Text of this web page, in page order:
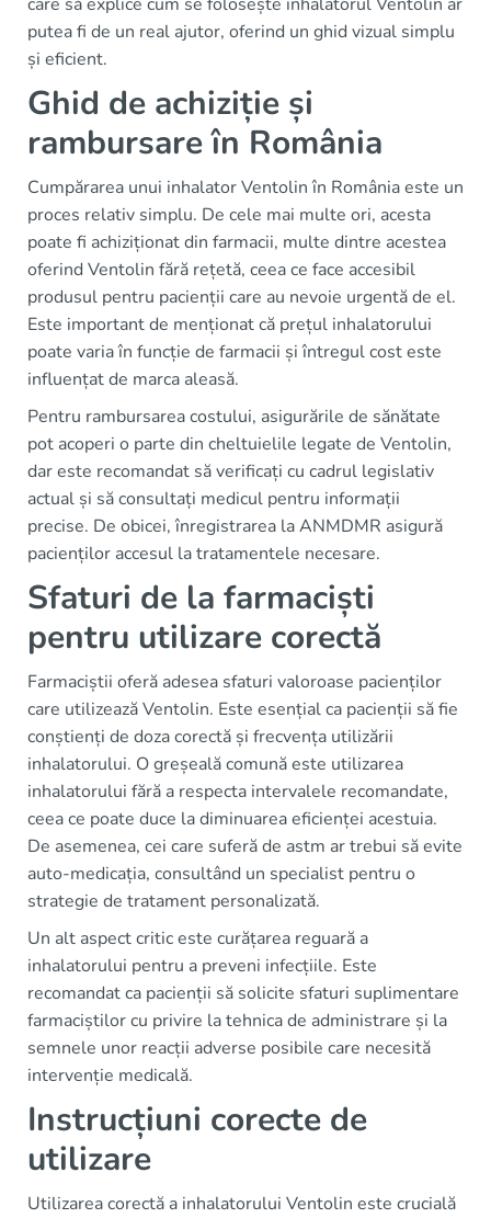
putea fi de un real ajutor, oferind un ghid vizual simplu
și eficient.
Ghid de achiziție și
rambursare în România
Cumpărarea unui inhalator Ventolin în România este un
proces relativ simplu. De cele mai multe ori, acesta
poate fi achiziționat din farmacii, multe dintre acestea
oferind Ventolin fără rețetă, ceea ce face accesibil
produsul pentru pacienții care au nevoie urgentă de el.
Este important de menționat că prețul inhalatorului
poate varia în funcție de farmacii și întregul cost este
influențat de marca aleasă.
Pentru rambursarea costului, asigurările de sănătate
pot acoperi o parte din cheltuielile legate de Ventolin,
dar este recomandat să verificați cu cadrul legislativ
actual și să consultați medicul pentru informații
precise. De obicei, înregistrarea la ANMDMR asigură
pacienților accesul la tratamentele necesare.
Sfaturi de la farmaciști
pentru utilizare corectă
Farmaciștii oferă adesea sfaturi valoroase pacienților
care utilizează Ventolin. Este esențial ca pacienții să fie
conștienți de doza corectă și frecvența utilizării
inhalatorului. O greșeală comună este utilizarea
inhalatorului fără a respecta intervalele recomandate,
ceea ce poate duce la diminuarea eficienței acestuia.
De asemenea, cei care suferă de astm ar trebui să evite
auto-medicația, consultând un specialist pentru o
strategie de tratament personalizată.
Un alt aspect critic este curățarea reguară a
inhalatorului pentru a preveni infecțiile. Este
recomandat ca pacienții să solicite sfaturi suplimentare
farmaciștilor cu privire la tehnica de administrare și la
semnele unor reacții adverse posibile care necesită
intervenție medicală.
Instrucțiuni corecte de
utilizare
Utilizarea corectă a inhalatorului Ventolin este crucială